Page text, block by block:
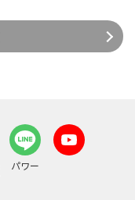
パワー